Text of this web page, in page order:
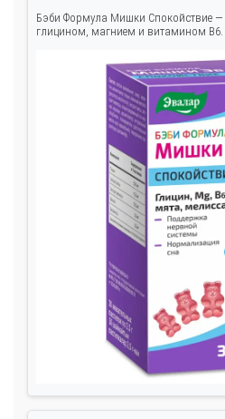
Бэби Формула Мишки Спокойствие —
глицином, магнием и витамином B6.